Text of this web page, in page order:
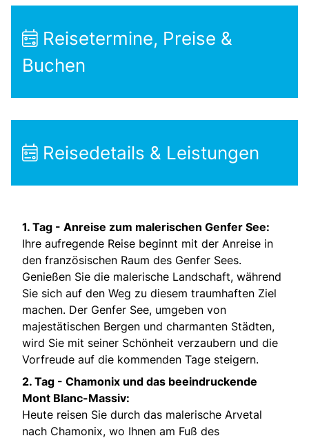
Reisetermine, Preise &
Buchen
Reisedetails & Leistungen
1. Tag - Anreise zum malerischen Genfer See:
Ihre aufregende Reise beginnt mit der Anreise in
den französischen Raum des Genfer Sees.
Genießen Sie die malerische Landschaft, während
Sie sich auf den Weg zu diesem traumhaften Ziel
machen. Der Genfer See, umgeben von
majestätischen Bergen und charmanten Städten,
wird Sie mit seiner Schönheit verzaubern und die
Vorfreude auf die kommenden Tage steigern.
2. Tag - Chamonix und das beeindruckende
Mont Blanc-Massiv:
Heute reisen Sie durch das malerische Arvetal
nach Chamonix, wo Ihnen am Fuß des